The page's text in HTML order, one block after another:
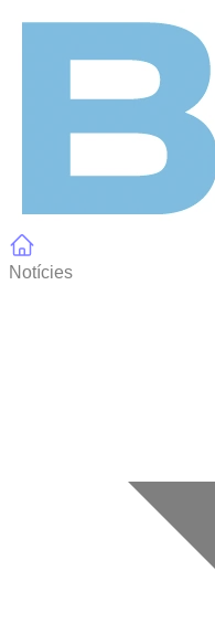
Notícies